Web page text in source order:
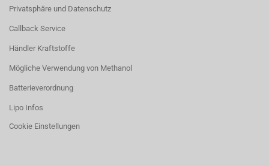
Privatsphäre und Datenschutz
Callback Service
Händler Kraftstoffe
Mögliche Verwendung von Methanol
Batterieverordnung
Lipo Infos
Cookie Einstellungen